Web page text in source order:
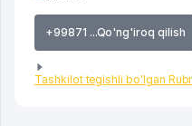
+99871 ...Qo'ng'iroq qilish
Tashkilot tegishli bo'lgan